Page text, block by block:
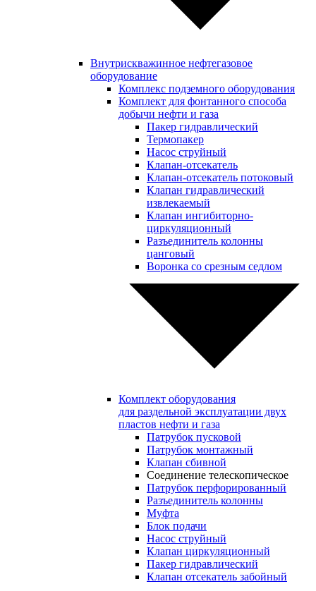
Внутрискважинное нефтегазовое
оборудование
Комплекс подземного оборудования
Комплект для фонтанного способа
добычи нефти и газа
Пакер гидравлический
Термопакер
Насос струйный
Клапан-отсекатель
Клапан-отсекатель потоковый
Клапан гидравлический
извлекаемый
Клапан ингибиторно-
циркуляционный
Разъединитель колонны
цанговый
Воронка со срезным седлом
Комплект оборудования
для раздельной эксплуатации двух
пластов нефти и газа
Патрубок пусковой
Патрубок монтажный
Клапан сбивной
Соединение телескопическое
Патрубок перфорированный
Разъединитель колонны
Муфта
Блок подачи
Насос струйный
Клапан циркуляционный
Пакер гидравлический
Клапан отсекатель забойный